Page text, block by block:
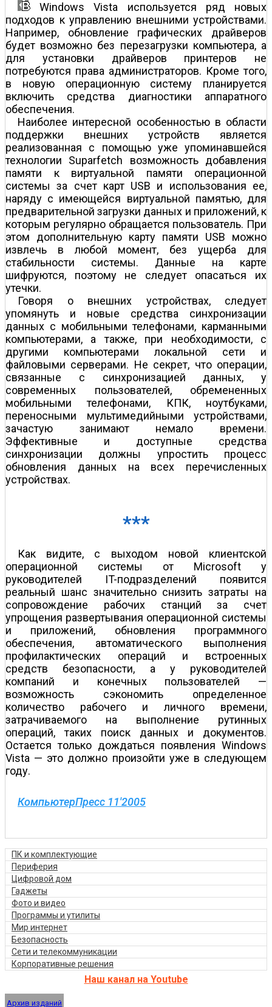
Windows Vista используется ряд новых
подходов к управлению внешними устройствами.
Например, обновление графических драйверов
будет возможно без перезагрузки компьютера, а
для установки драйверов принтеров не
потребуются права администраторов. Кроме того,
в новую операционную систему планируется
включить средства диагностики аппаратного
обеспечения.
Наиболее интересной особенностью в области
поддержки внешних устройств является
реализованная с помощью уже упоминавшейся
технологии Suparfetch возможность добавления
памяти к виртуальной памяти операционной
системы за счет карт USB и использования ее,
наряду с имеющейся виртуальной памятью, для
предварительной загрузки данных и приложений, к
которым регулярно обращается пользователь. При
этом дополнительную карту памяти USB можно
извлечь в любой момент, без ущерба для
стабильности системы. Данные на карте
шифруются, поэтому не следует опасаться их
утечки.
Говоря о внешних устройствах, следует
упомянуть и новые средства синхронизации
данных с мобильными телефонами, карманными
компьютерами, а также, при необходимости, с
другими компьютерами локальной сети и
файловыми серверами. Не секрет, что операции,
связанные с синхронизацией данных, у
современных пользователей, обремененных
мобильными телефонами, КПК, ноутбуками,
переносными мультимедийными устройствами,
зачастую занимают немало времени.
Эффективные и доступные средства
синхронизации должны упростить процесс
обновления данных на всех перечисленных
устройствах.
***
Как видите, с выходом новой клиентской
операционной системы от Microsoft у
руководителей IT-подразделений появится
реальный шанс значительно снизить затраты на
сопровождение рабочих станций за счет
упрощения развертывания операционной системы
и приложений, обновления программного
обеспечения, автоматического выполнения
профилактических операций и встроенных
средств безопасности, а у руководителей
компаний и конечных пользователей —
возможность сэкономить определенное
количество рабочего и личного времени,
затрачиваемого на выполнение рутинных
операций, таких поиск данных и документов.
Остается только дождаться появления Windows
Vista — это должно произойти уже в следующем
году.
КомпьютерПресс 11'2005
ПК и комплектующие
Периферия
Цифровой дом
Гаджеты
Фото и видео
Программы и утилиты
Мир интернет
Безопасность
Сети и телекоммуникации
Корпоративные решения
Наш канал на Youtube
Архив изданий